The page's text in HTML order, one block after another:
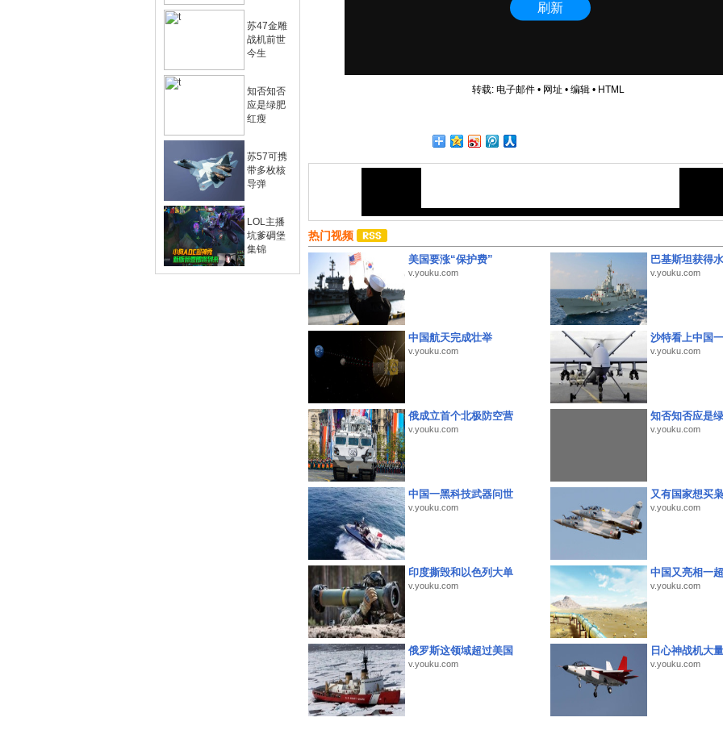
苏47金雕
战机前世
今生
知否知否
应是绿肥
红瘦
苏57可携
带多枚核
导弹
LOL主播
坑爹碉堡
集锦
转载: 电子邮件• 网址 • 编辑• HTML
热门视频
美国要涨“保护费”
v.youku.com
巴基斯坦获得
v.youku.com
中国航天完成壮举
v.youku.com
沙特看上中国
v.youku.com
俄成立首个北极防空营
v.youku.com
知否知否应是
v.youku.com
中国一黑科技武器问世
v.youku.com
又有国家想买
v.youku.com
印度撕毁和以色列大单
v.youku.com
中国又亮相一
v.youku.com
俄罗斯这领域超过美国
v.youku.com
日心神战机大
v.youku.com